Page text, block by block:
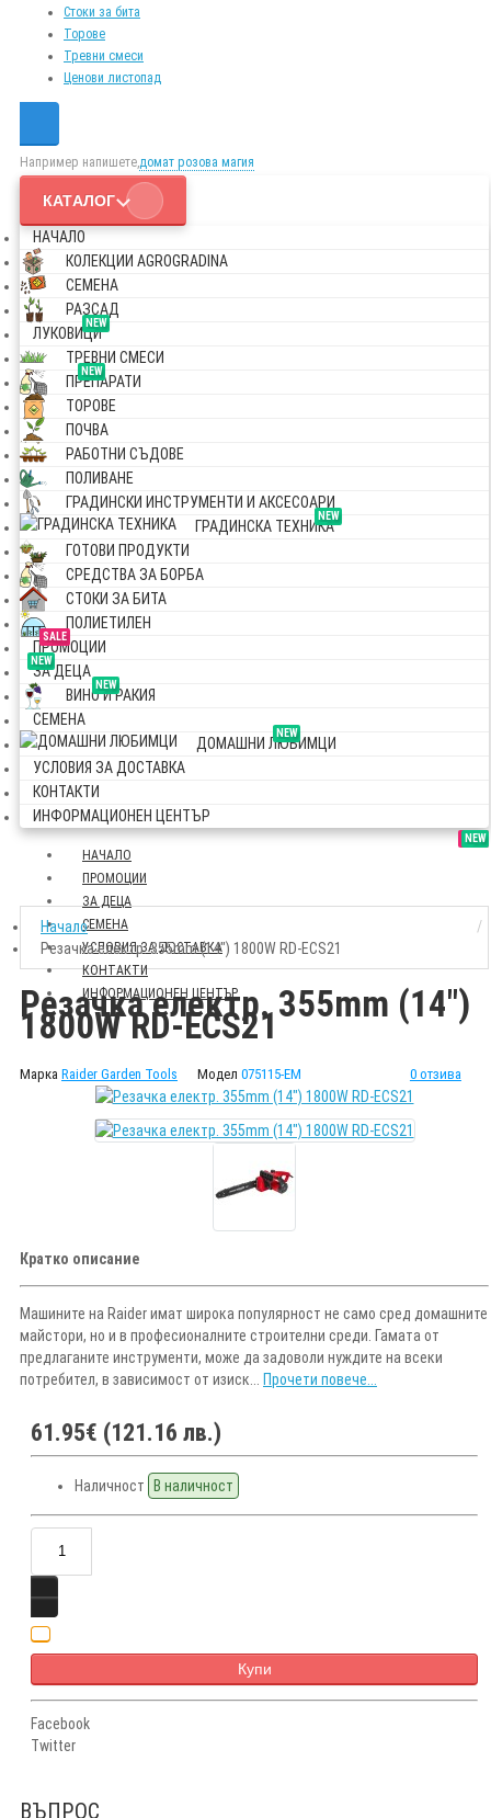
Стоки за бита
Торове
Тревни смеси
Ценови листопад
Например напишете,домат розова магия
КАТАЛОГ
НАЧАЛО
КОЛЕКЦИИ AGROGRADINA
СЕМЕНА
РАЗСАД
NEW
ЛУКОВИЦИ
ТРЕВНИ СМЕСИ
NEW
ПРЕПАРАТИ
ТОРОВЕ
ПОЧВА
РАБОТНИ СЪДОВЕ
ПОЛИВАНЕ
ГРАДИНСКИ ИНСТРУМЕНТИ И АКСЕСОАРИ
NEW
ГРАДИНСКА ТЕХНИКА
ГОТОВИ ПРОДУКТИ
СРЕДСТВА ЗА БОРБА
СТОКИ ЗА БИТА
ПОЛИЕТИЛЕН
SALE
ПРОМОЦИИ
NEW
ЗА ДЕЦА
NEW
ВИНО И РАКИЯ
СЕМЕНА
NEW
ДОМАШНИ ЛЮБИМЦИ
УСЛОВИЯ ЗА ДОСТАВКА
КОНТАКТИ
ИНФОРМАЦИОНЕН ЦЕНТЪР
НАЧАЛО
SALE
ПРОМОЦИИ
NEW
ЗА ДЕЦА
СЕМЕНА
УСЛОВИЯ ЗА ДОСТАВКА
КОНТАКТИ
ИНФОРМАЦИОНЕН ЦЕНТЪР
Начало
Резачка електр. 355mm (14") 1800W RD-ECS21
Резачка електр. 355mm (14")
1800W RD-ECS21
Марка Raider Garden Tools Модел 075115-EM 0 отзива
Кратко описание
Машините на Raider имат широка популярност не само сред домашните
майстори, но и в професионалните строителни среди. Гамата от
предлаганите инструменти, може да задоволи нуждите на всеки
потребител, в зависимост от изиск... Прочети повече...
61.95€ (121.16 лв.)
Наличност В наличност
Купи
Facebook
Twitter
ВЪПРОС